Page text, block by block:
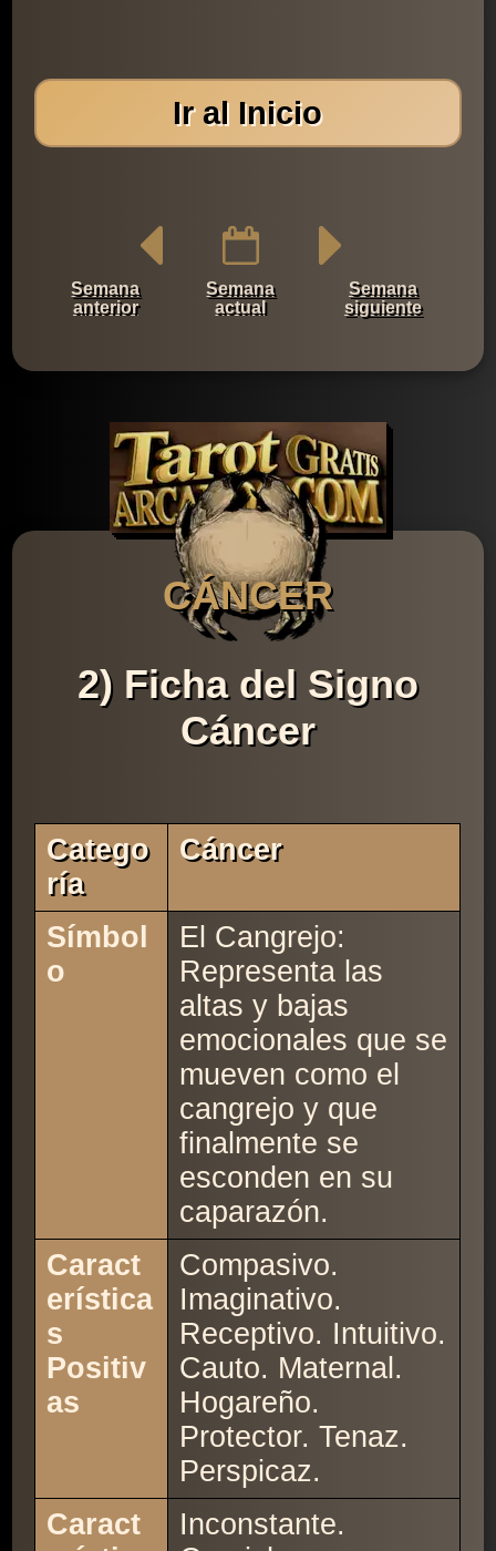
Ir al Inicio
Semana
anterior
Semana
actual
Semana
siguiente
CÁNCER
2) Ficha del Signo
Cáncer
Catego
Ría
Cáncer
Símbol
o
El Cangrejo:
Representa las
altas y bajas
emocionales que se
mueven como el
cangrejo y que
finalmente se
esconden en su
caparazón.
Caract
erística
s
Positiv
as
Compasivo.
Imaginativo.
Receptivo. Intuitivo.
Cauto. Maternal.
Hogareño.
Protector. Tenaz.
Perspicaz.
Caract
Inconstante.